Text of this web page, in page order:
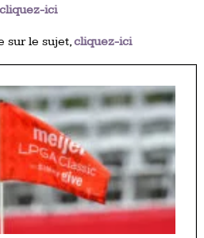
cliquez-ici
sur le sujet,cliquez-ici